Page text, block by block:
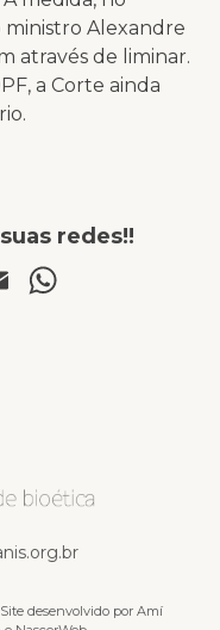
Alexandre
através de liminar.
a Corte ainda
redes!!
Email
desenvolvido por Amí